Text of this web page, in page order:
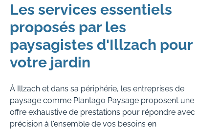
Les services essentiels
proposés par les
paysagistes d'Illzach pour
votre jardin
À Illzach et dans sa périphérie, les entreprises de
paysage comme Plantago Paysage proposent une
offre exhaustive de prestations pour répondre avec
précision à l'ensemble de vos besoins en